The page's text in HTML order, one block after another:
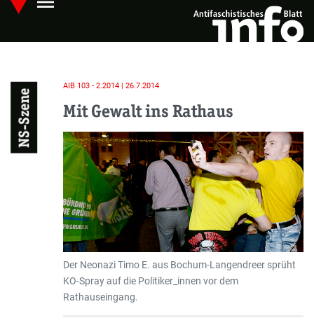
Skip
main
Hauptmenü öffnen
NS-Szene
AIB 103 - 2.2014 | 26.7.2014
Mit Gewalt ins Rathaus
Der Neonazi Timo E. aus Bochum-Langendreer sprüht
KO-Spray auf die Politiker_innen vor dem
Rathauseingang.